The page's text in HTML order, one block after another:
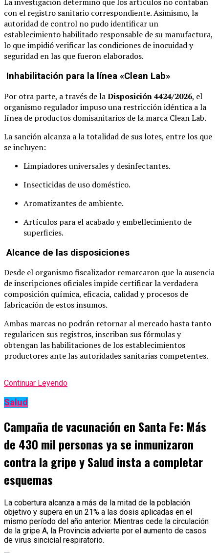
La investigación determinó que los artículos no contaban
con el registro sanitario correspondiente. Asimismo, la
autoridad de control no pudo identificar un
establecimiento habilitado responsable de su manufactura,
lo que impidió verificar las condiciones de inocuidad y
seguridad en las que fueron elaborados.
Inhabilitación para la línea «Clean Lab»
Por otra parte, a través de laDisposición 4424/2026, el
organismo regulador impuso una restricción idéntica a la
línea de productos domisanitarios de la marca Clean Lab.
La sanción alcanza a la totalidad de sus lotes, entre los que
se incluyen:
Limpiadores universales y desinfectantes.
Insecticidas de uso doméstico.
Aromatizantes de ambiente.
Artículos para el acabado y embellecimiento de
superficies.
Alcance de las disposiciones
Desde el organismo fiscalizador remarcaron que la ausencia
de inscripciones oficiales impide certificar la verdadera
composición química, eficacia, calidad y procesos de
fabricación de estos insumos.
Ambas marcas no podrán retornar al mercado hasta tanto
regularicen sus registros, inscriban sus fórmulas y
obtengan las habilitaciones de los establecimientos
productores ante las autoridades sanitarias competentes.
Continuar Leyendo
Salud
Campaña de vacunación en Santa Fe: Más
de 430 mil personas ya se inmunizaron
contra la gripe y Salud insta a completar
esquemas
La cobertura alcanza a más de la mitad de la población
objetivo y supera en un 21% a las dosis aplicadas en el
mismo período del año anterior. Mientras cede la circulación
de la gripe A, la Provincia advierte por el aumento de casos
de virus sincicial respiratorio.